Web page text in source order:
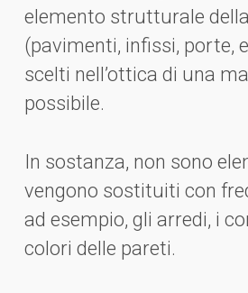
elemento strutturale
(pavimenti, infissi, porte,
scelti nell’ottica di una
possibile.
In sostanza, non sono
vengono sostituiti con
ad esempio, gli arredi, i
colori delle pareti.